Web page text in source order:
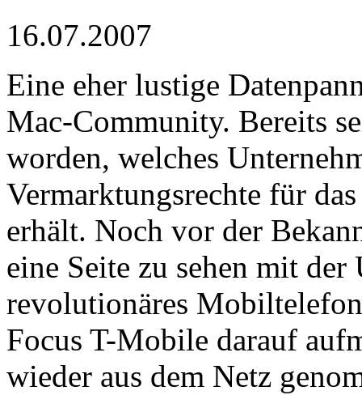
16.07.2007
Eine eher lustige
Mac-Community. Bereits
worden, welches
Vermarktungsrechte für
erhält. Noch vor der
eine Seite zu sehen mit
revolutionäres
Focus T-Mobile darauf
wieder aus dem Netz